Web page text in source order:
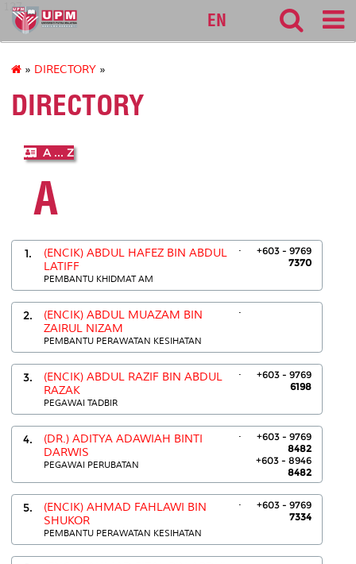
127
EN
» DIRECTORY »
DIRECTORY
A ... Z
A
1.
(ENCIK) ABDUL HAFEZ BIN ABDUL
LATIFF
PEMBANTU KHIDMAT AM
.
+603 - 9769
7370
2.
(ENCIK) ABDUL MUAZAM BIN
ZAIRUL NIZAM
PEMBANTU PERAWATAN KESIHATAN
.
3.
(ENCIK) ABDUL RAZIF BIN ABDUL
RAZAK
PEGAWAI TADBIR
.
+603 - 9769
6198
4.
(DR.) ADITYA ADAWIAH BINTI
DARWIS
PEGAWAI PERUBATAN
.
+603 - 9769
8482
+603 - 8946
8482
5.
(ENCIK) AHMAD FAHLAWI BIN
SHUKOR
PEMBANTU PERAWATAN KESIHATAN
.
+603 - 9769
7334